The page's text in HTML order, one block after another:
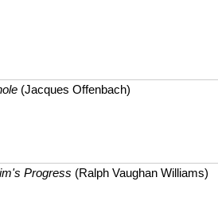
(Jacques Offenbach)
Progress (Ralph Vaughan Williams)